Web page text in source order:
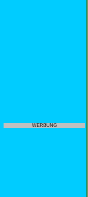
WERBUNG